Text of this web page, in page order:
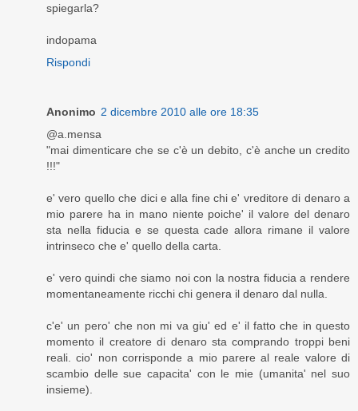
spiegarla?
indopama
Rispondi
Anonimo 2 dicembre 2010 alle ore 18:35
@a.mensa
"mai dimenticare che se c'è un debito, c'è anche un credito
!!!"
e' vero quello che dici e alla fine chi e' vreditore di denaro a
mio parere ha in mano niente poiche' il valore del denaro
sta nella fiducia e se questa cade allora rimane il valore
intrinseco che e' quello della carta.
e' vero quindi che siamo noi con la nostra fiducia a rendere
momentaneamente ricchi chi genera il denaro dal nulla.
c'e' un pero' che non mi va giu' ed e' il fatto che in questo
momento il creatore di denaro sta comprando troppi beni
reali. cio' non corrisponde a mio parere al reale valore di
scambio delle sue capacita' con le mie (umanita' nel suo
insieme).